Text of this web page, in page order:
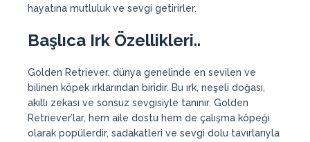
hayatına mutluluk ve sevgi getirirler.
Başlıca Irk Özellikleri..
Golden Retriever, dünya genelinde en sevilen ve
bilinen köpek ırklarından biridir. Bu ırk, neşeli doğası,
akıllı zekası ve sonsuz sevgisiyle tanınır. Golden
Retriever’lar, hem aile dostu hem de çalışma köpeği
olarak popülerdir, sadakatleri ve sevgi dolu tavırlarıyla